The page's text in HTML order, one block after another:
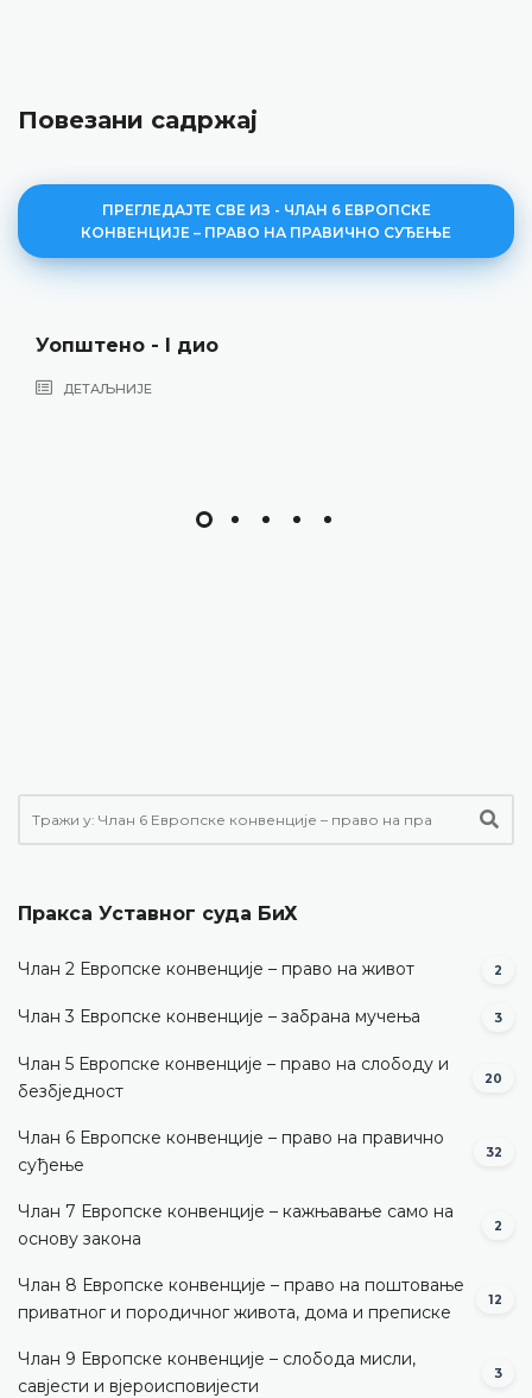
Повезани садржај
ПРЕГЛЕДАЈТЕ СВЕ ИЗ - ЧЛАН 6 ЕВРОПСКЕ
КОНВЕНЦИЈЕ – ПРАВО НА ПРАВИЧНО СУЂЕЊЕ
Пракса Уставног суда БиХ
Члан 2 Европске конвенције – право на живот 2
Члан 3 Европске конвенције – забрана мучења 3
Члан 5 Европске конвенције – право на слободу и
безбједност
20
Члан 6 Европске конвенције – право на правично
суђење
32
Члан 7 Европске конвенције – кажњавање само на
основу закона
2
Члан 8 Европске конвенције – право на поштовање
приватног и породичног живота, дома и преписке
12
Члан 9 Европске конвенције – слобода мисли,
савјести и вјероисповијести
3